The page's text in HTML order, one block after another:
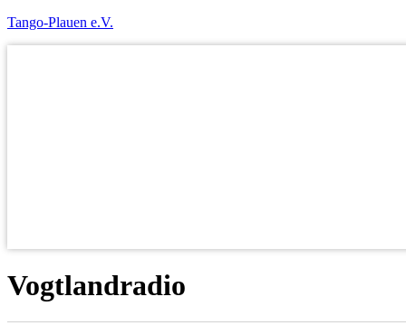
Tango-Plauen e.V.
Vogtlandradio